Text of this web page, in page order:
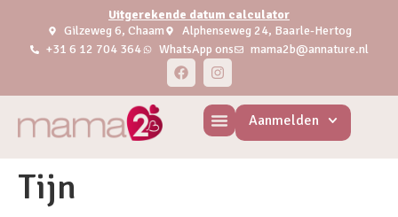
Uitgerekende datum calculator
Gilzeweg 6, Chaam
Alphenseweg 24, Baarle-Hertog
+31 6 12 704 364
WhatsApp ons mama2b@annature.nl
Aanmelden
Tijn